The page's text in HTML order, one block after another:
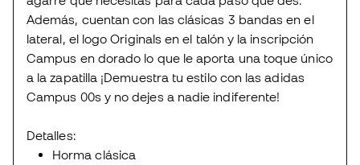
Además, cuentan con las clásicas 3 bandas en el
lateral, el logo Originals en el talón y la inscripción
Campus en dorado lo que le aporta una toque único
a la zapatilla ¡Demuestra tu estilo con las adidas
Campus 00s y no dejes a nadie indiferente!
Detalles:
Horma clásica